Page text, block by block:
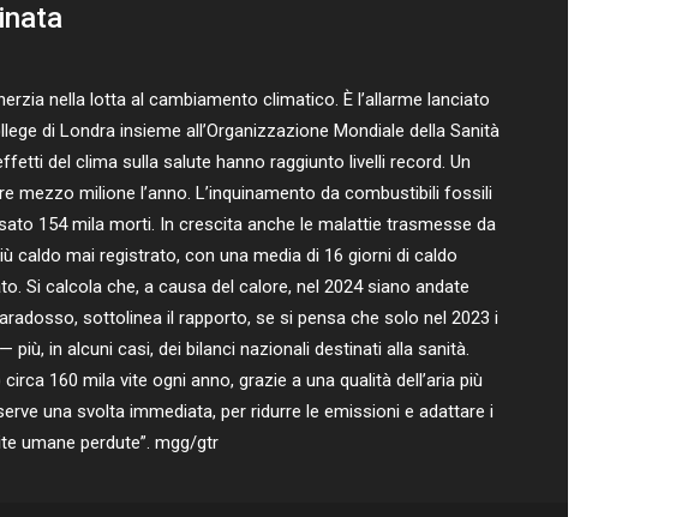
nella lotta al cambiamento climatico. È l’allarme lanciato
di Londra insieme all’Organizzazione Mondiale della Sanità
del clima sulla salute hanno raggiunto livelli record. Un
mezzo milione l’anno. L’inquinamento da combustibili fossili
154 mila morti. In crescita anche le malattie trasmesse da
caldo mai registrato, con una media di 16 giorni di caldo
Si calcola che, a causa del calore, nel 2024 siano andate
sottolinea il rapporto, se si pensa che solo nel 2023 i
in alcuni casi, dei bilanci nazionali destinati alla sanità.
160 mila vite ogni anno, grazie a una qualità dell’aria più
una svolta immediata, per ridurre le emissioni e adattare i
umane perdute”. mgg/gtr